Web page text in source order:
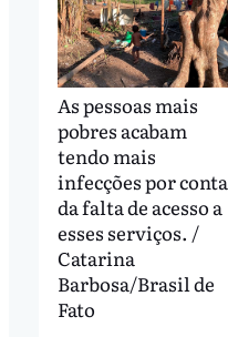
As pessoas mais
pobres acabam
tendo mais
infecções por conta
da falta de acesso a
esses serviços. /
Catarina
Barbosa/Brasil de
Fato